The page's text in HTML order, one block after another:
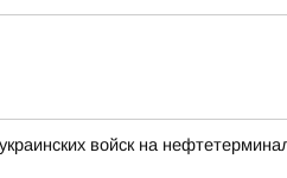
войск на